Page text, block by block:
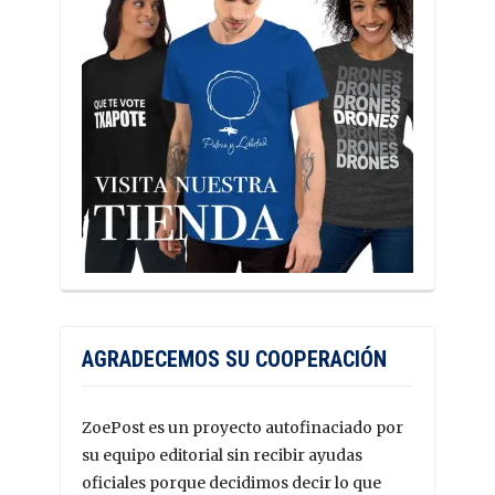
AGRADECEMOS SU COOPERACIÓN
ZoePost es un proyecto autofinaciado por
su equipo editorial sin recibir ayudas
oficiales porque decidimos decir lo que